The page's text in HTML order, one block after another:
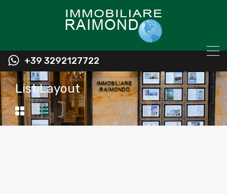
+39 3292127722
List Layout